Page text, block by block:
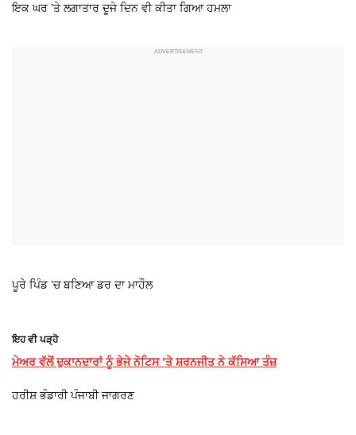
ਇਕ ਘਰ ’ਤੇ ਲਗਾਤਾਰ ਦੂਜੇ ਦਿਨ ਵੀ ਕੀਤਾ ਗਿਆ ਹਮਲਾ
ਪੂਰੇ ਪਿੰਡ ’ਚ ਬਣਿਆ ਡਰ ਦਾ ਮਾਹੌਲ
ਇਹ ਵੀ ਪੜ੍ਹੋ
ਮੇਅਰ ਵੱਲੋਂ ਦੁਕਾਨਦਾਰਾਂ ਨੂੰ ਭੇਜੇ ਨੋਟਿਸ ’ਤੇ ਸ਼ਰਨਜੀਤ ਨੇ ਕੱਸਿਆ ਤੰਜ਼
ਹਰੀਸ਼ ਭੰਡਾਰੀ ਪੰਜਾਬੀ ਜਾਗਰਣ